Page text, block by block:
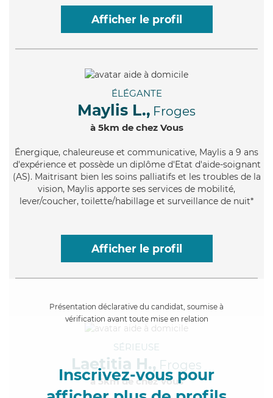
Afficher le profil
ÉLÉGANTE
Maylis L., Froges
à 5km de chez Vous
Énergique, chaleureuse et communicative, Maylis a 9 ans
d'expérience et possède un diplôme d'Etat d'aide-soignant
(AS). Maitrisant bien les soins palliatifs et les troubles de la
vision, Maylis apporte ses services de mobilité,
lever/coucher, toilette/habillage et surveillance de nuit*
Afficher le profil
Présentation déclarative du candidat, soumise à
vérification avant toute mise en relation
Inscrivez-vous pour
SÉRIEUSE
Laetitia H., Froges
à 5km de chez Vous